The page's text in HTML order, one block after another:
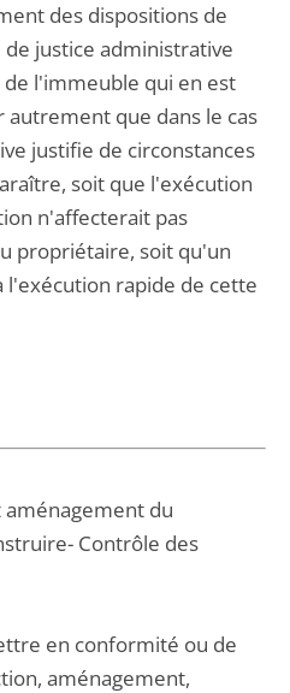
des dispositions de
justice administrative
de l'immeuble qui en est
que dans le cas
justifie de circonstances
soit que l'exécution
n'affecterait pas
propriétaire, soit qu'un
l'exécution rapide de cette
aménagement du
Contrôle des
en conformité ou de
aménagement,